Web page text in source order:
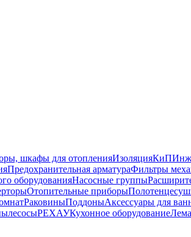
шкафы для отопленияИзоляцияКиП
Предохранительная арматураФильтры
оборудованияНасосные группы
Отопительные приборы
РаковиныПоддоныАксессуары для
РЕХАУКухонное оборудование